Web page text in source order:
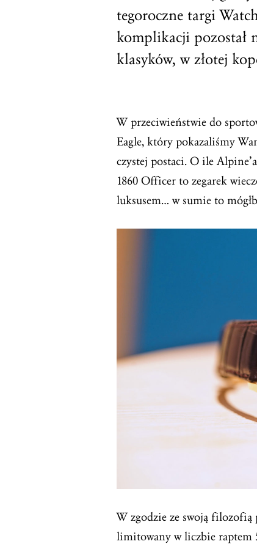
tegoroczne targi
komplikacji pozostał
klasyków, w złotej
W przeciwieństwie do
Eagle, który pokazaliśmy
czystej postaci. O ile
1860 Officer to zegarek
luksusem… w sumie to
W zgodzie ze swoją
limitowany w liczbie raptem